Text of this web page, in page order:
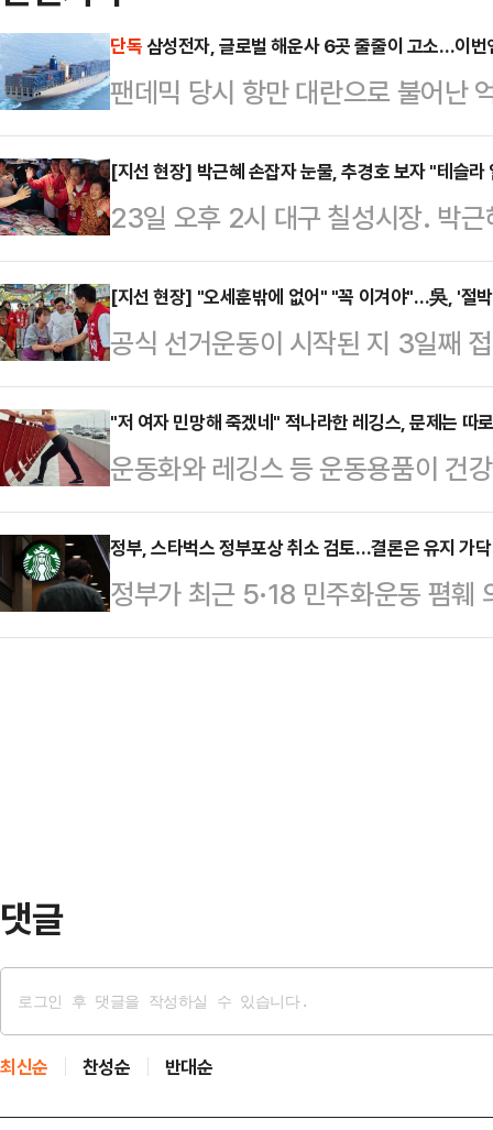
단독삼성전자, 글로벌 해운사 6곳 줄줄이 고소…이번
팬데믹 당시 항만 대란으로 불어난
법인과 글로벌 해운사 간 법정 공
한 비용 청구에 맞서 글로벌 선사들
서는 수백만 달러 규모의 배상 명령
르면 삼성전자 미국법인
대만계 해운사 완하이 라인(Wan
회(FMC)에 고소장을 접수했다.
[지선 현장] 박근혜 손잡자 눈물, 추경호 보자 "테슬
23일 오후 2시 대구 칠성시장. 박
장 후보와 함께 시장 골목에 모습을
다. "공주님" "사랑합니다"라는 외
대통령의 손을 잡고 울먹였다.같은
랐다. 추 후보가 골목에 들어서자
다. "추경호 잘생겼다", "악수 한 번
"테슬라, SK 우리 일자리 잘 부탁
년…
[지선 현장] "오세훈밖에 없어" "꼭 이겨야"…吳, '절
공식 선거운동이 시작된 지 3일째
가 감지되고 있다. 당초 열세에 몰
승세가 눈에 띄고 있기 때문이다.
만, 실제 오 후보를 향한 지지세는
오 후보는 선거운동 시작 이후 첫
소화할 정도로 시민과의 스킨십에
심을 확보하기 어렵다고 판단하는
소화하는 상황 …
"저 여자 민망해 죽겠네" 적나라한 레깅스, 문제는 따
운동화와 레깅스 등 운동용품이 건
다.16일 관련업계에 따르면 영국
전문가인 니콜 딘은 최근 데일리메
만 운동할 때 착용하는 옷과 신발이
어 "운동용품을 만들 때 흔히 사용
정부, 스타벅스 정부포상 취소 검토…결론은 유지 가닥
정부가 최근 5·18 민주화운동 폄훼
한 정부 표창 취소 여부를 내부 검
댓글
최신순 찬성순 반대순